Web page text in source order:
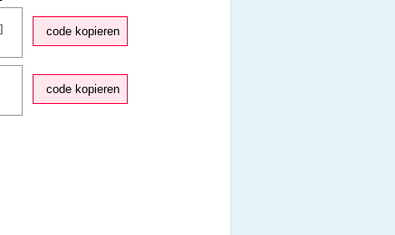
code kopieren
code kopieren